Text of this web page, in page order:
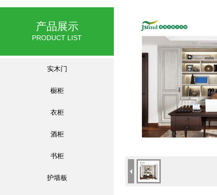
产品展示
PRODUCT LIST
实木门
橱柜
衣柜
酒柜
书柜
护墙板